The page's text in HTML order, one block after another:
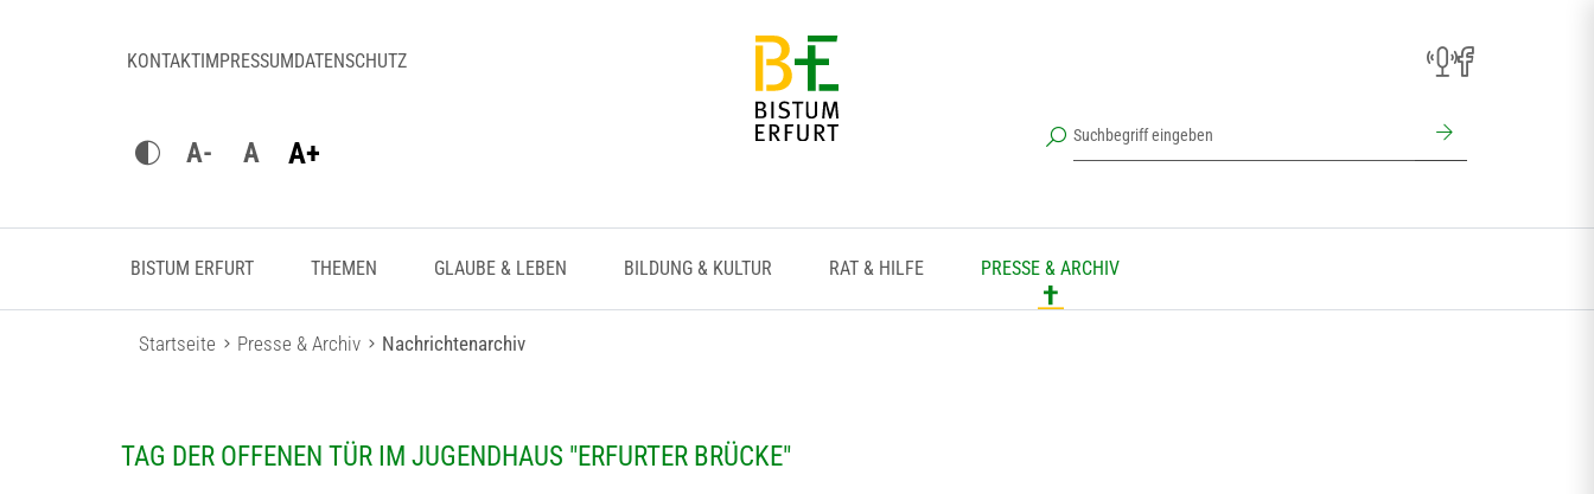
KONTAKTIMPRESSUMDATENSCHUTZ
A- A A+
BISTUM ERFURT THEMEN GLAUBE & LEBEN BILDUNG & KULTUR RAT & HILFE PRESSE & ARCHIV
Startseite Presse & Archiv Nachrichtenarchiv
TAG DER OFFENEN TÜR IM JUGENDHAUS "ERFURTER BRÜCKE"